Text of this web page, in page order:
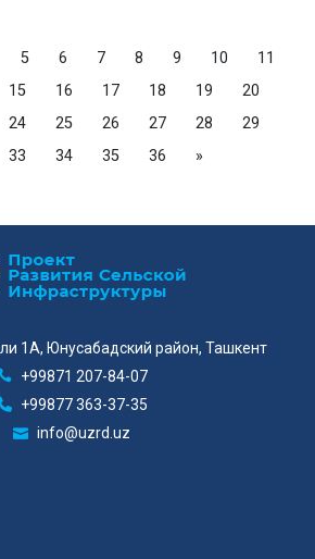
5 6 7 8 9 10
11
15 16 17 18 19
20
24 25 26 27 28
29
33 34 35 36 »
1А, Юнусабадский район, Ташкент
+99871 207-84-07
+99877 363-37-35
info@uzrd.uz